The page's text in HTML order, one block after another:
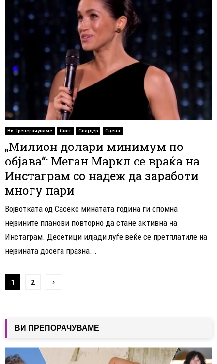
Ви Препорачуваме Свет Слајдер Сцена
„Милион долари минимум по
објава“: Меган Маркл се враќа на
Инстаграм со надеж да заработи
многу пари
Војвотката од Сасекс минатата година ги спомна
нејзините планови повторно да стане активна на
Инстаграм. Десетици илјади луѓе веќе се претплатиле на
нејзината досега празна...
Навигација
написи
1 2
ВИ ПРЕПОРАЧУВАМЕ